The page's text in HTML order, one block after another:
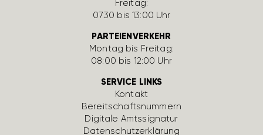
Freitag:
07:30 bis 13:00 Uhr
PARTEIENVERKEHR
Montag bis Freitag:
08:00 bis 12:00 Uhr
SERVICE LINKS
Kontakt
Bereit­schafts­num­mern
Digi­tale Amts­si­gnatur
Daten­schutz­er­klä­rung